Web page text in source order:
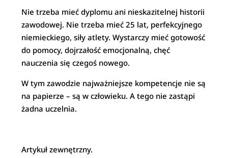
Nie trzeba mieć dyplomu ani nieskazitelnej historii
zawodowej. Nie trzeba mieć 25 lat, perfekcyjnego
niemieckiego, siły atlety. Wystarczy mieć gotowość
do pomocy, dojrzałość emocjonalną, chęć
nauczenia się czegoś nowego.
W tym zawodzie najważniejsze kompetencje nie są
na papierze – są w człowieku. A tego nie zastąpi
żadna uczelnia.
Artykuł zewnętrzny.